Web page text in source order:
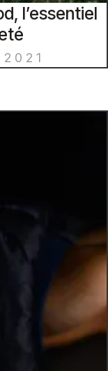
l’essentiel